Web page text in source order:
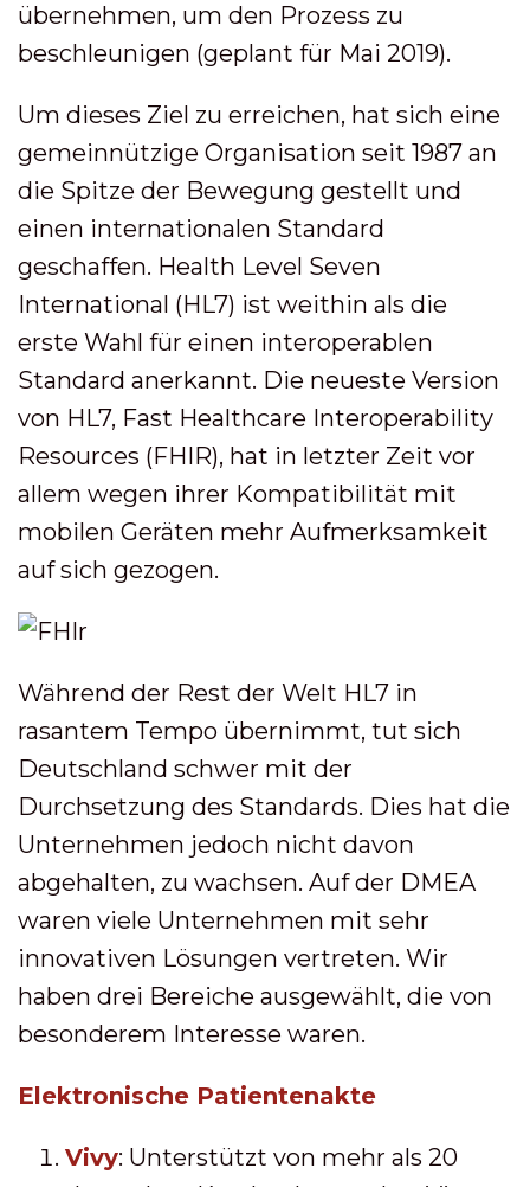
übernehmen, um den Prozess zu
beschleunigen (geplant für Mai 2019).
Um dieses Ziel zu erreichen, hat sich eine
gemeinnützige Organisation seit 1987 an
die Spitze der Bewegung gestellt und
einen internationalen Standard
geschaffen. Health Level Seven
International (HL7) ist weithin als die
erste Wahl für einen interoperablen
Standard anerkannt. Die neueste Version
von HL7, Fast Healthcare Interoperability
Resources (FHIR), hat in letzter Zeit vor
allem wegen ihrer Kompatibilität mit
mobilen Geräten mehr Aufmerksamkeit
auf sich gezogen.
Während der Rest der Welt HL7 in
rasantem Tempo übernimmt, tut sich
Deutschland schwer mit der
Durchsetzung des Standards. Dies hat die
Unternehmen jedoch nicht davon
abgehalten, zu wachsen. Auf der DMEA
waren viele Unternehmen mit sehr
innovativen Lösungen vertreten. Wir
haben drei Bereiche ausgewählt, die von
besonderem Interesse waren.
Elektronische Patientenakte
Vivy: Unterstützt von mehr als 20